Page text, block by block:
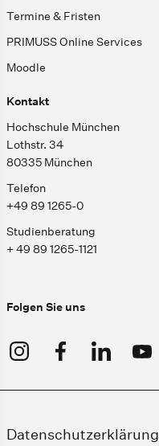
Termine & Fristen
PRIMUSS Online Services
Moodle
Kontakt
Hochschule München
Lothstr. 34
80335 München
Telefon
+49 89 1265-0
Studienberatung
+ 49 89 1265-1121
Folgen Sie uns
Datenschutzerklärung